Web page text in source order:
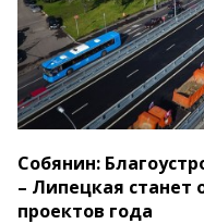
Собянин:
– Липецкая
проектов года